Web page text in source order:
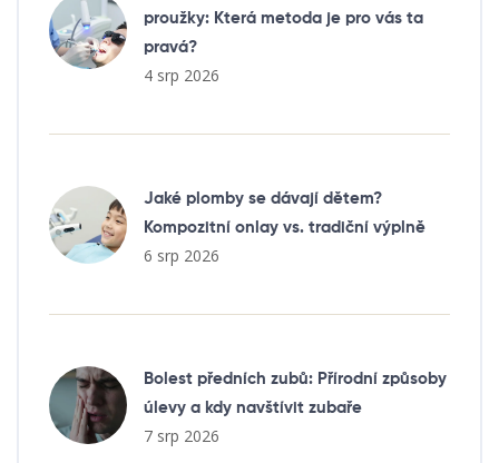
proužky: Která metoda je pro vás ta
pravá?
4 srp 2026
Jaké plomby se dávají dětem?
Kompozitní onlay vs. tradiční výplně
6 srp 2026
Bolest předních zubů: Přírodní způsoby
úlevy a kdy navštívit zubaře
7 srp 2026